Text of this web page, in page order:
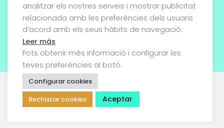
Política de cookies
analitzar els nostres serveis i mostrar publicitat
relacionada amb les preferències dels usuaris
d’acord amb els seus hàbits de navegació.
Leer más
Pots obtenir més informació i configurar les
teves preferències al botó.
Configurar cookies
Rechazar cookies
Aceptar